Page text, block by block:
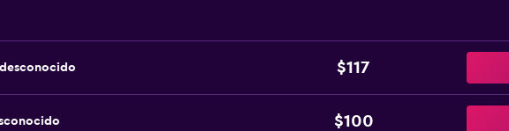
$117
$100